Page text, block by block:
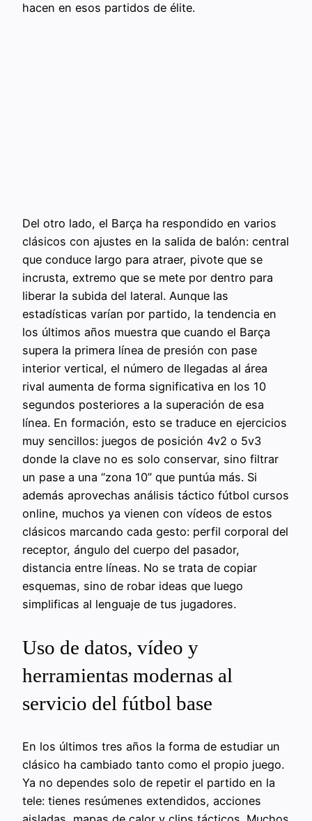
hacen en esos partidos de élite.
Del otro lado, el Barça ha respondido en varios
clásicos con ajustes en la salida de balón: central
que conduce largo para atraer, pivote que se
incrusta, extremo que se mete por dentro para
liberar la subida del lateral. Aunque las
estadísticas varían por partido, la tendencia en
los últimos años muestra que cuando el Barça
supera la primera línea de presión con pase
interior vertical, el número de llegadas al área
rival aumenta de forma significativa en los 10
segundos posteriores a la superación de esa
línea. En formación, esto se traduce en ejercicios
muy sencillos: juegos de posición 4v2 o 5v3
donde la clave no es solo conservar, sino filtrar
un pase a una “zona 10” que puntúa más. Si
además aprovechas análisis táctico fútbol cursos
online, muchos ya vienen con vídeos de estos
clásicos marcando cada gesto: perfil corporal del
receptor, ángulo del cuerpo del pasador,
distancia entre líneas. No se trata de copiar
esquemas, sino de robar ideas que luego
simplificas al lenguaje de tus jugadores.
Uso de datos, vídeo y
herramientas modernas al
servicio del fútbol base
En los últimos tres años la forma de estudiar un
clásico ha cambiado tanto como el propio juego.
Ya no dependes solo de repetir el partido en la
tele: tienes resúmenes extendidos, acciones